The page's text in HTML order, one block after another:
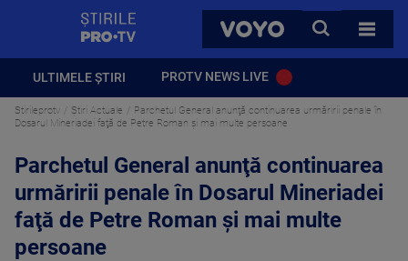
VOYO
CAUTA
TOATE
ULTIMELE ȘTIRI PROTV NEWS LIVE
Stirileprotv Știri Actuale
Parchetul General anunţă continuarea urmăririi penale în
Dosarul Mineriadei faţă de Petre Roman și mai multe persoane
Parchetul General anunţă continuarea
urmăririi penale în Dosarul Mineriadei
faţă de Petre Roman și mai multe
persoane